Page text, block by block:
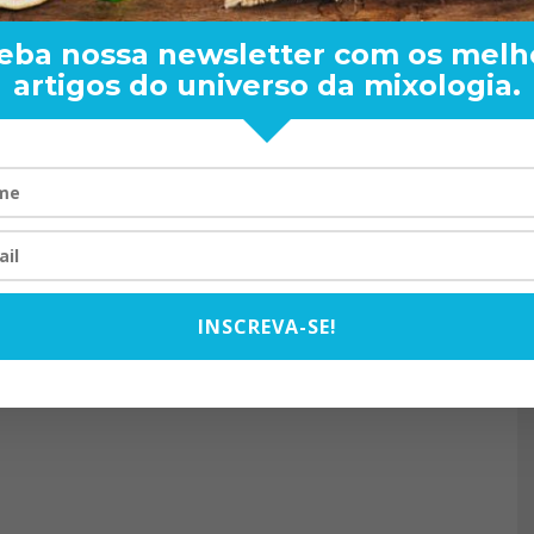
RAND BARTENDER: DE
VISTA PARA O MUNDO
nossa newsletter com os
artigos do universo da mixologia.
INSCREVA-SE!